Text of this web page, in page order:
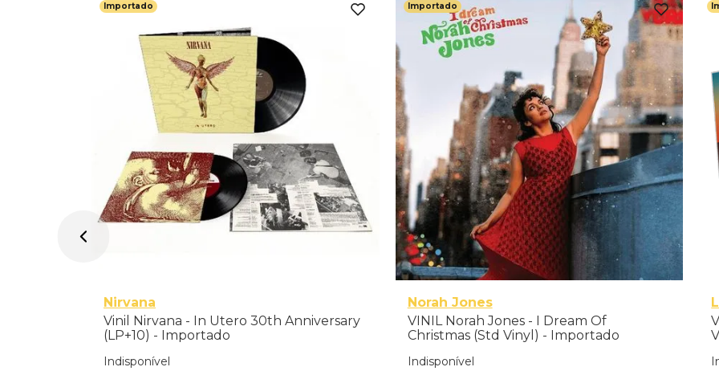
Importado
Nirvana
Vinil Nirvana - In Utero 30th Anniversary
(LP+10) - Importado
Indisponível
Importado
Norah Jones
VINIL Norah Jones - I Dream Of
Christmas (Std Vinyl) - Importado
Indisponível